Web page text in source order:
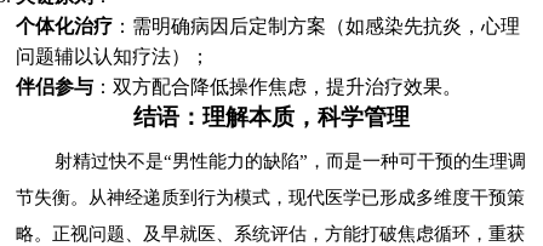
个体化治疗 ：需明确病因后定制方案（如感染先抗炎，心理
问题辅以认知疗法）；
伴侣参与 ：双方配合降低操作焦虑，提升治疗效果。
结语：理解本质，科学管理
射精过快不是“男性能力的缺陷”，而是一种可干预的生理调
节失衡。从神经递质到行为模式，现代医学已形成多维度干预策
略。正视问题、及早就医、系统评估，方能打破焦虑循环，重获